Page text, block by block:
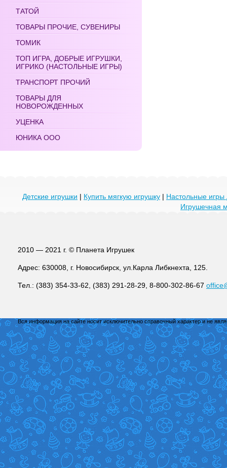
ТАТОЙ
ТОВАРЫ ПРОЧИЕ, СУВЕНИРЫ
ТОМИК
ТОП ИГРА, ДОБРЫЕ ИГРУШКИ,
ИГРИКО (НАСТОЛЬНЫЕ ИГРЫ)
ТРАНСПОРТ ПРОЧИЙ
ТОВАРЫ ДЛЯ
НОВОРОЖДЕННЫХ
УЦЕНКА
ЮНИКА ООО
Детские игрушки | Купить мягкую игрушку | Настольные игры
Игрушечная
2010 — 2021 г. © Планета Игрушек
Адрес: 630008, г. Новосибирск, ул.Карла Либкнехта, 125.
Тел.: (383) 354-33-62, (383) 291-28-29, 8-800-302-86-67
Вся информация на сайте носит исключительно справочный характер и не